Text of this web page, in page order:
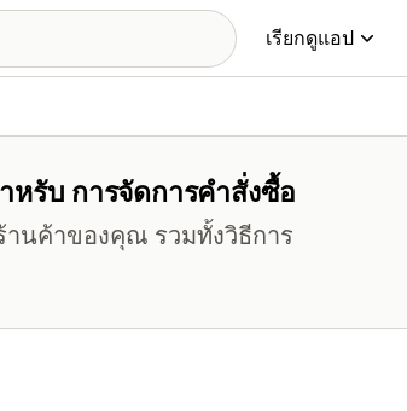
เรียกดูแอป
รับ การจัดการคำสั่งซื้อ
านค้าของคุณ รวมทั้งวิธีการ